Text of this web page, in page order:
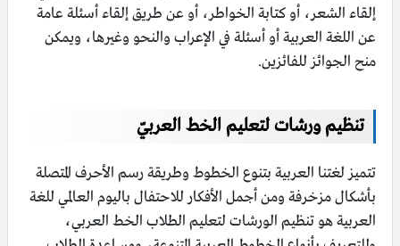
إلقاء الشعر، أو كتابة الخواطر، أو عن طريق إلقاء أسئلة عامة
عن اللغة العربية أو أسئلة في الإعراب والنحو وغيرها، ويمكن
منح الجوائز للفائزين.
تنظيم ورشات لتعليم الخط العربيّ
تتميز لغتنا العربية بتنوع الخطوط وطريقة رسم الأحرف المتصلة
بأشكال مزخرفة ومن أجمل الأفكار للاحتفال باليوم العالمي للغة
العربية هو تنظيم الورشات لتعليم الطلاب الخط العربي،